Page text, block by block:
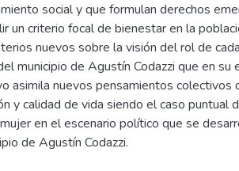
social y que formulan derechos
un criterio focal de bienestar en la
nuevos sobre la visión del rol de
municipio de Agustín Codazzi que en su
asimila nuevos pensamientos colectivos
y calidad de vida siendo el caso puntual
en el escenario político que se
de Agustín Codazzi.